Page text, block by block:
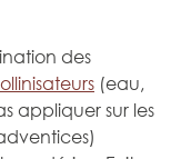
des
(eau,
appliquer sur les